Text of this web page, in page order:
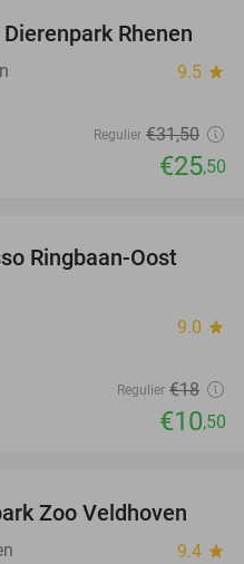
19%
Rhenen
9.5 star
Regulier €31,50
€25,50
42%
Ringbaan-Oost
9.0 star
Regulier €18
€10,50
26%
Zoo Veldhoven
9.4 star